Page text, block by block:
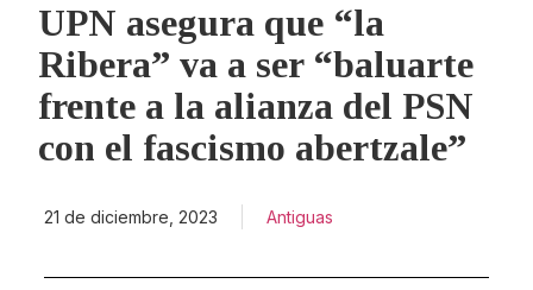
UPN asegura que “la
Ribera” va a ser “baluarte
frente a la alianza del PSN
con el fascismo abertzale”
21 de diciembre, 2023 Antiguas